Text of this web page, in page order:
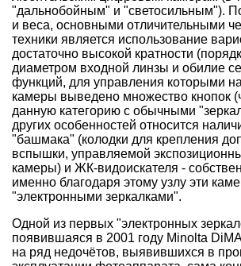
"дальнобойным" и "светосильным").
и веса, основными отличительными
техники является использование
достаточно высокой кратности
диаметром входной линзы и обилие
функций, для управления которыми
камеры выведено множество кнопок
данную категорию с обычными
других особенностей относится
"башмака" (колодки для крепления
вспышки, управляемой
камеры) и ЖК-видоискателя -
именно благодаря этому узлу эти
"электронными зеркалками".
Одной из первых "электронных
появившаяся в 2001 году Minolta
на ряд недочётов, выявившихся в